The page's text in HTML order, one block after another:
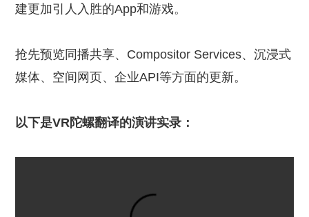
建更加引人入胜的App和游戏。
抢先预览同播共享、Compositor Services、沉浸式
媒体、空间网页、企业API等方面的更新。
以下是VR陀螺翻译的演讲实录：